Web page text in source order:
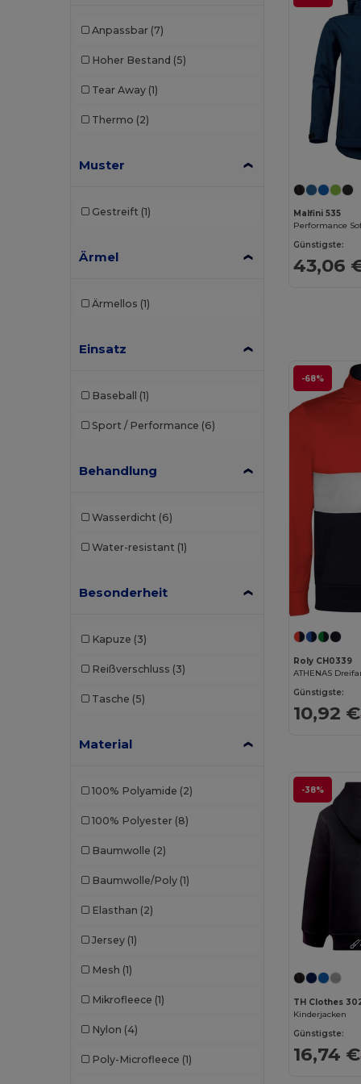
Anpassbar (7)
Hoher Bestand (5)
Tear Away (1)
Thermo (2)
Muster
Gestreift (1)
Ärmel
Ärmellos (1)
Einsatz
Baseball (1)
Sport / Performance (6)
Behandlung
Wasserdicht (6)
Water-resistant (1)
Besonderheit
Kapuze (3)
Reißverschluss (3)
Tasche (5)
Material
100% Polyamide (2)
100% Polyester (8)
Baumwolle (2)
Baumwolle/Poly (1)
Elasthan (2)
Jersey (1)
Mesh (1)
Mikrofleece (1)
Nylon (4)
Poly-Microfleece (1)
Malfini 535
Performance
Günstigste:
43,06
-68%
Roly CH0339
Günstigste:
10,92 €
-38%
TH Clothes
Kinderjacken
Günstigste:
16,74 €